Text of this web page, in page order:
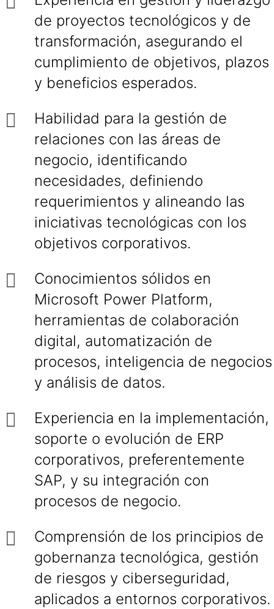
de proyectos tecnológicos y de
transformación, asegurando el
cumplimiento de objetivos, plazos
y beneficios esperados.
Habilidad para la gestión de
relaciones con las áreas de
negocio, identificando
necesidades, definiendo
requerimientos y alineando las
iniciativas tecnológicas con los
objetivos corporativos.
Conocimientos sólidos en
Microsoft Power Platform,
herramientas de colaboración
digital, automatización de
procesos, inteligencia de negocios
y análisis de datos.
Experiencia en la implementación,
soporte o evolución de ERP
corporativos, preferentemente
SAP, y su integración con
procesos de negocio.
Comprensión de los principios de
gobernanza tecnológica, gestión
de riesgos y ciberseguridad,
aplicados a entornos corporativos.